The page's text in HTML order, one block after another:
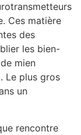
Ces matière
des
les bien-
mien
Le plus gros
un
rencontre